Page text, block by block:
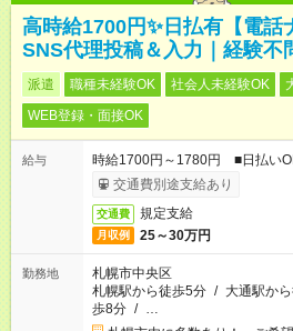
高時給1700円✨日払有【電話
SNS代理投稿＆入力｜経験不
派遣 職種未経験OK 社会人未経験OK
WEB登録・面接OK
給与
時給1700円～1780円 ■日払い
交通費別途支給あり
交通費 規定支給
月収例 25～30万円
勤務地
札幌市中央区
札幌駅から徒歩5分 / 大通駅か
歩8分 / …